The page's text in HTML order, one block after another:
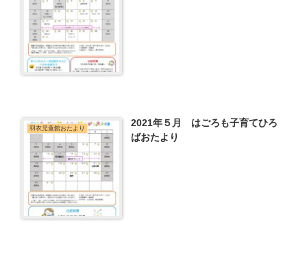
羽衣児童館おたより
2021年５月 はごろも子育てひろ
ばおたより